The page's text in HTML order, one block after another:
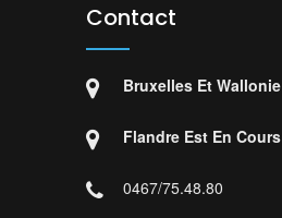
Contact
Bruxelles Et Wallonie
Flandre Est En Cours
0467/75.48.80